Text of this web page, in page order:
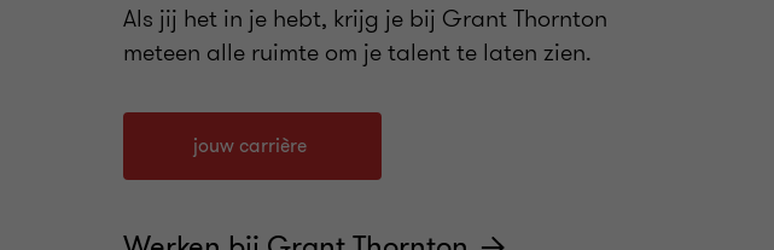
Als jij het in je hebt, krijg je bij Grant Thornton
meteen alle ruimte om je talent te laten zien.
jouw carrière